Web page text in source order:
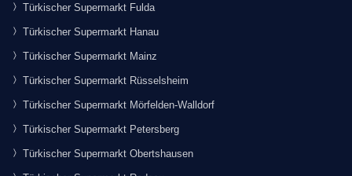
Türkischer Supermarkt Fulda
Türkischer Supermarkt Hanau
Türkischer Supermarkt Mainz
Türkischer Supermarkt Rüsselsheim
Türkischer Supermarkt Mörfelden-Walldorf
Türkischer Supermarkt Petersberg
Türkischer Supermarkt Obertshausen